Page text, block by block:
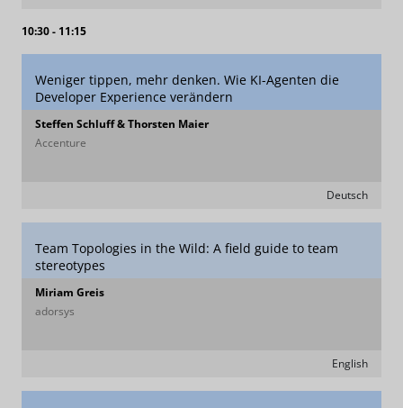
10:30 - 11:15
Weniger tippen, mehr denken. Wie KI-Agenten die
Developer Experience verändern
Steffen Schluff & Thorsten Maier
Accenture
Deutsch
Team Topologies in the Wild: A field guide to team
stereotypes
Miriam Greis
adorsys
English